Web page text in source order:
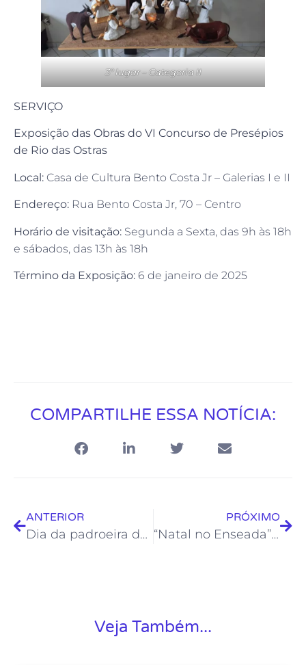
3º lugar – Categoria II
SERVIÇO
Exposição das Obras do VI Concurso de Presépios
de Rio das Ostras
Local: Casa de Cultura Bento Costa Jr – Galerias I e II
Endereço: Rua Bento Costa Jr, 70 – Centro
Horário de visitação: Segunda a Sexta, das 9h às 18h
e sábados, das 13h às 18h
Término da Exposição: 6 de janeiro de 2025
COMPARTILHE ESSA NOTÍCIA:
ANTERIOR
Dia da padroeira de Rio das Ostras será marcado por missa campal e show
PRÓXIMO
“Natal no Enseada” vai contar com o apoio da Fundação Rio das Ostras de Cultura
Veja Também...